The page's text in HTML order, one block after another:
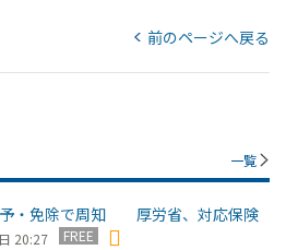
前のページへ戻る
一覧
予・免除で周知 厚労省、対応保険
20:27 FREE